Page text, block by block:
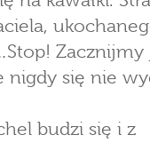
Zacznijmy
nigdy się nie
budzi się i z